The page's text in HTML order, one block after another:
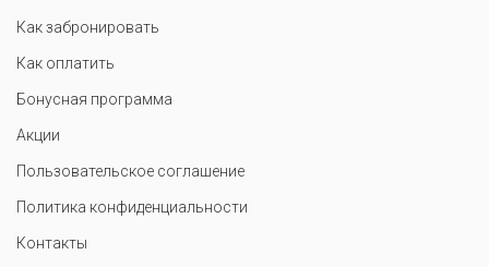
Как забронировать
Как оплатить
Бонусная программа
Акции
Пользовательское соглашение
Политика конфиденциальности
Контакты